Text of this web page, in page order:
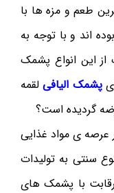
طعم و مزه ها با
اند و با توجه به
این انواع پشمک
پشمک الیافیلقمه
گردیده است؟
عرصه ی مواد غذایی
سنتی به تولیدات
با پشمک های